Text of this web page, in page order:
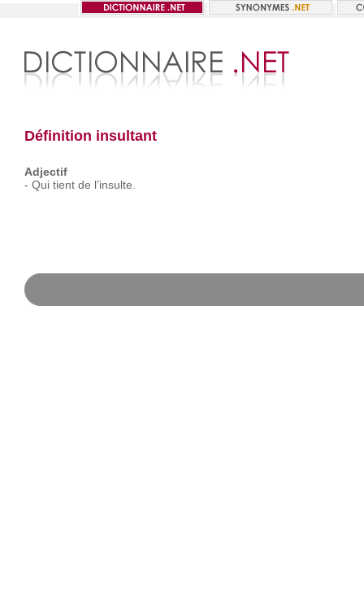
Définition insultant
Adjectif
- Qui tient de l’insulte.